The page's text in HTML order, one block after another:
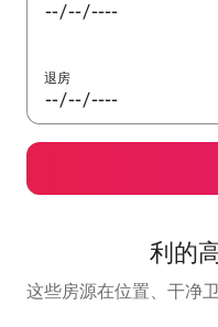
退房
利的
这些房源在位置、干净